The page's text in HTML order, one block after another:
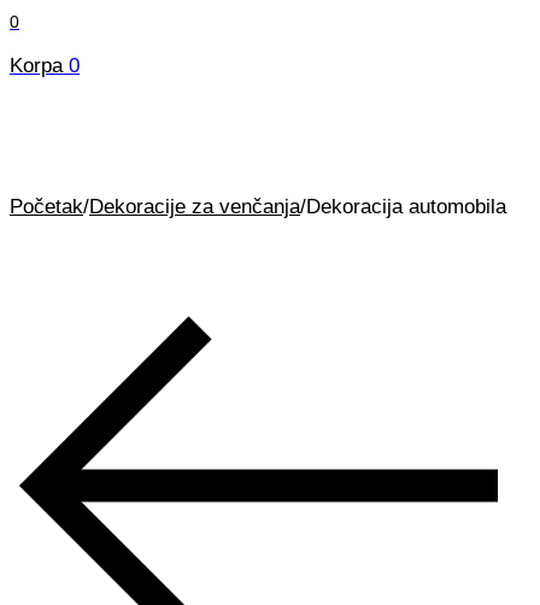
0
Korpa 0
Početak/Dekoracije za venčanja/Dekoracija automobila